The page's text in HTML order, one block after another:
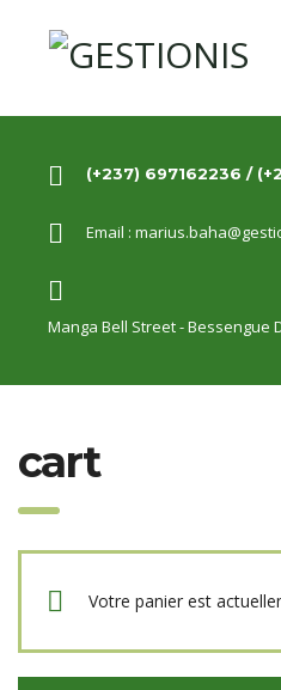
(+237) 697162236 /
Email :
Manga Bell Street - Bessengue
cart
Votre panier est